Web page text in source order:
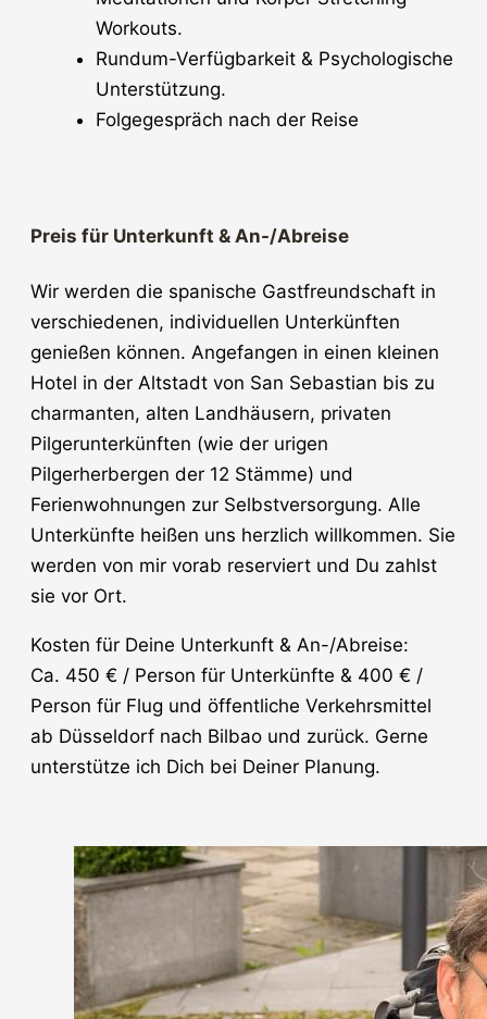
Workouts.
Rundum-Verfügbarkeit & Psychologische
Unterstützung.
Folgegespräch nach der Reise
Preis für Unterkunft & An-/Abreise
Wir werden die spanische Gastfreundschaft in
verschiedenen, individuellen Unterkünften
genießen können. Angefangen in einen kleinen
Hotel in der Altstadt von San Sebastian bis zu
charmanten, alten Landhäusern, privaten
Pilgerunterkünften (wie der urigen
Pilgerherbergen der 12 Stämme) und
Ferienwohnungen zur Selbstversorgung. Alle
Unterkünfte heißen uns herzlich willkommen. Sie
werden von mir vorab reserviert und Du zahlst
sie vor Ort.
Kosten für Deine Unterkunft & An-/Abreise:
Ca. 450 € / Person für Unterkünfte & 400 € /
Person für Flug und öffentliche Verkehrsmittel
ab Düsseldorf nach Bilbao und zurück. Gerne
unterstütze ich Dich bei Deiner Planung.